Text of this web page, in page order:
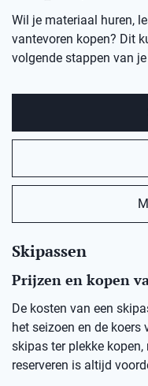
Wil je materiaal huren,
vantevoren kopen? Dit
volgende stappen van
Skipassen
Prijzen en kopen
De kosten van een
het seizoen en de koers
skipas ter plekke
reserveren is altijd